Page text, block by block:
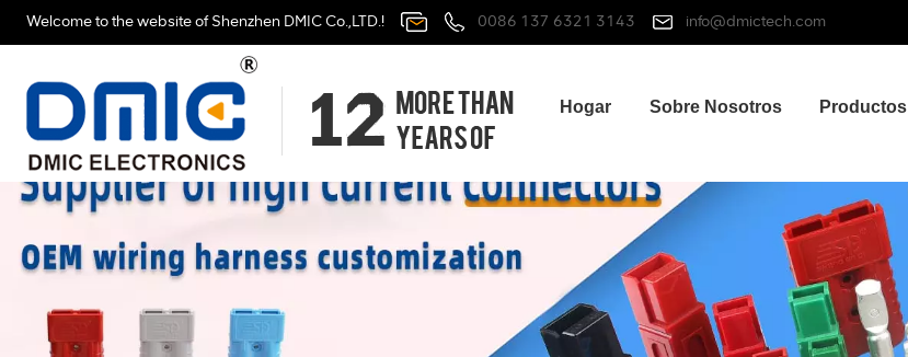
Welcome to the website of Shenzhen DMIC Co.,LTD.! 0086 137 6321 3143 info@dmictech.com
Hogar Sobre Nosotros Productos